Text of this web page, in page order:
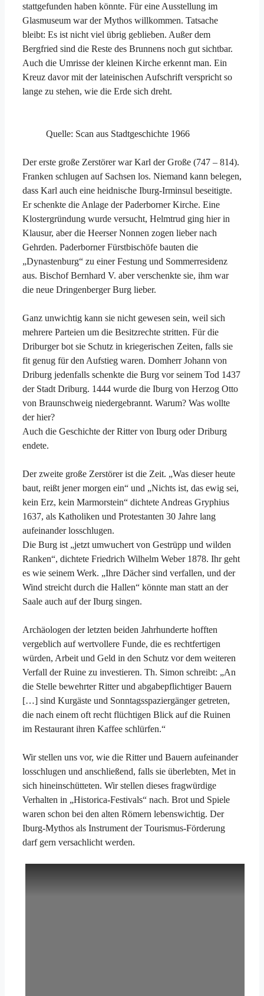
stattgefunden haben könnte. Für eine Ausstellung im
Glasmuseum war der Mythos willkommen. Tatsache
bleibt: Es ist nicht viel übrig geblieben. Außer dem
Bergfried sind die Reste des Brunnens noch gut sichtbar.
Auch die Umrisse der kleinen Kirche erkennt man. Ein
Kreuz davor mit der lateinischen Aufschrift verspricht so
lange zu stehen, wie die Erde sich dreht.
Quelle: Scan aus Stadtgeschichte 1966
Der erste große Zerstörer war Karl der Große (747 – 814).
Franken schlugen auf Sachsen los. Niemand kann belegen,
dass Karl auch eine heidnische Iburg-Irminsul beseitigte.
Er schenkte die Anlage der Paderborner Kirche. Eine
Klostergründung wurde versucht, Helmtrud ging hier in
Klausur, aber die Heerser Nonnen zogen lieber nach
Gehrden. Paderborner Fürstbischöfe bauten die
„Dynastenburg“ zu einer Festung und Sommerresidenz
aus. Bischof Bernhard V. aber verschenkte sie, ihm war
die neue Dringenberger Burg lieber.
Ganz unwichtig kann sie nicht gewesen sein, weil sich
mehrere Parteien um die Besitzrechte stritten. Für die
Driburger bot sie Schutz in kriegerischen Zeiten, falls sie
fit genug für den Aufstieg waren. Domherr Johann von
Driburg jedenfalls schenkte die Burg vor seinem Tod 1437
der Stadt Driburg. 1444 wurde die Iburg von Herzog Otto
von Braunschweig niedergebrannt. Warum? Was wollte
der hier?
Auch die Geschichte der Ritter von Iburg oder Driburg
endete.
Der zweite große Zerstörer ist die Zeit. „Was dieser heute
baut, reißt jener morgen ein“ und „Nichts ist, das ewig sei,
kein Erz, kein Marmorstein“ dichtete Andreas Gryphius
1637, als Katholiken und Protestanten 30 Jahre lang
aufeinander losschlugen.
Die Burg ist „jetzt umwuchert von Gestrüpp und wilden
Ranken“, dichtete Friedrich Wilhelm Weber 1878. Ihr geht
es wie seinem Werk. „Ihre Dächer sind verfallen, und der
Wind streicht durch die Hallen“ könnte man statt an der
Saale auch auf der Iburg singen.
Archäologen der letzten beiden Jahrhunderte hofften
vergeblich auf wertvollere Funde, die es rechtfertigen
würden, Arbeit und Geld in den Schutz vor dem weiteren
Verfall der Ruine zu investieren. Th. Simon schreibt: „An
die Stelle bewehrter Ritter und abgabepflichtiger Bauern
[…] sind Kurgäste und Sonntagsspaziergänger getreten,
die nach einem oft recht flüchtigen Blick auf die Ruinen
im Restaurant ihren Kaffee schlürfen.“
Wir stellen uns vor, wie die Ritter und Bauern aufeinander
losschlugen und anschließend, falls sie überlebten, Met in
sich hineinschütteten. Wir stellen dieses fragwürdige
Verhalten in „Historica-Festivals“ nach. Brot und Spiele
waren schon bei den alten Römern lebenswichtig. Der
Iburg-Mythos als Instrument der Tourismus-Förderung
darf gern versachlicht werden.